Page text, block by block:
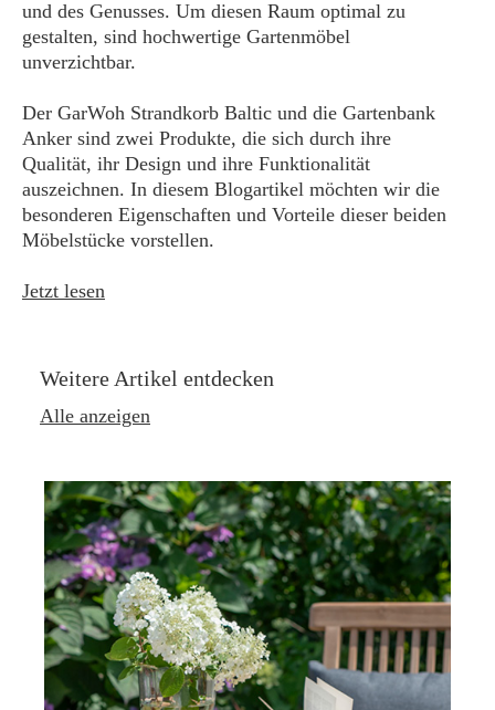
und des Genusses. Um diesen Raum optimal zu
gestalten, sind hochwertige Gartenmöbel
unverzichtbar.
Der GarWoh Strandkorb Baltic und die Gartenbank
Anker sind zwei Produkte, die sich durch ihre
Qualität, ihr Design und ihre Funktionalität
auszeichnen. In diesem Blogartikel möchten wir die
besonderen Eigenschaften und Vorteile dieser beiden
Möbelstücke vorstellen.
Jetzt lesen
Weitere Artikel entdecken
Alle anzeigen